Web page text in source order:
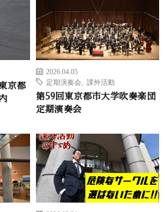
京都
2026.04.05
定期演奏会
課外活動
第59回東京都市大学吹奏楽団
定期演奏会